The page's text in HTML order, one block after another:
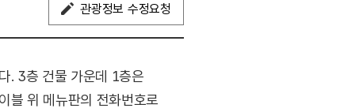
관광정보 수정요청
. 3층 건물 가운데 1층은
블 위 메뉴판의 전화번호로